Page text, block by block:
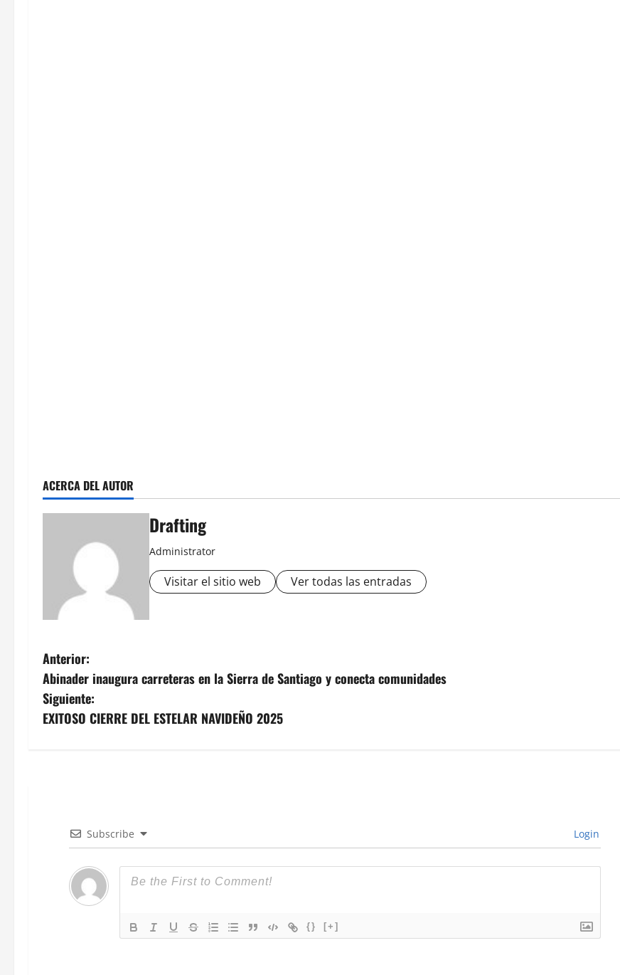
ACERCA DEL AUTOR
Drafting
Administrator
Visitar el sitio web Ver todas las entradas
N
a
v
Anterior:
Abinader inaugura carreteras en la Sierra de Santiago y conecta comunidades
Siguiente:
EXITOSO CIERRE DEL ESTELAR NAVIDEÑO 2025
Subscribe Login
{} [+]